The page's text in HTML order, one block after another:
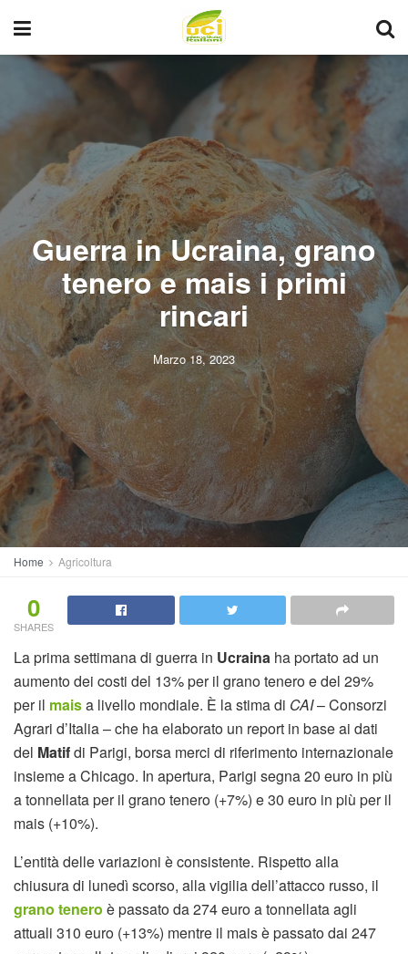
Guerra in Ucraina, grano
tenero e mais i primi
rincari
Marzo 18, 2023
Home Agricoltura
0
SHARES
La prima settimana di guerra in Ucraina ha portato ad un
aumento dei costi del 13% per il grano tenero e del 29%
per il maisa livello mondiale. È la stima di CAI– Consorzi
Agrari d’Italia – che ha elaborato un report in base ai dati
del Matifdi Parigi, borsa merci di riferimento internazionale
insieme a Chicago. In apertura, Parigi segna 20 euro in più
a tonnellata per il grano tenero (+7%) e 30 euro in più per il
mais (+10%).
L’entità delle variazioni è consistente. Rispetto alla
chiusura di lunedì scorso, alla vigilia dell’attacco russo, il
grano tenero è passato da 274 euro a tonnellata agli
attuali 310 euro (+13%) mentre il mais è passato dai 247